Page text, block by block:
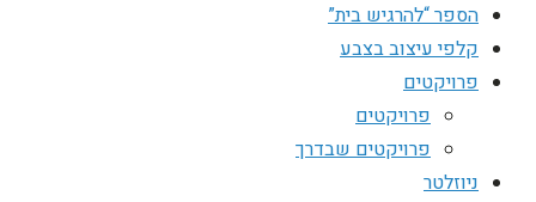
הספר “להרגיש בית”
קלפי עיצוב בצבע
פרויקטים
פרויקטים
פרויקטים שבדרך
ניוזלטר